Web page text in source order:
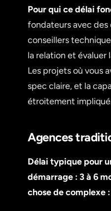
Pour qui ce délai
fondateurs avec
conseillers
la relation et évaluer
Les projets où vous
spec claire, et la
étroitement
Agences
Délai typique pour
démarrage : 3 à 6
chose de complexe :